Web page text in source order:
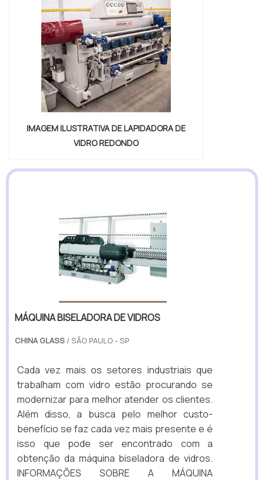
IMAGEM ILUSTRATIVA DE LAPIDADORA DE
VIDRO REDONDO
MÁQUINA BISELADORA DE VIDROS
CHINA GLASS / SÃO PAULO - SP
Cada vez mais os setores industriais que
trabalham com vidro estão procurando se
modernizar para melhor atender os clientes.
Além disso, a busca pelo melhor custo-
benefício se faz cada vez mais presente e é
isso que pode ser encontrado com a
obtenção da máquina biseladora de vidros.
INFORMAÇÕES SOBRE A MÁQUINA